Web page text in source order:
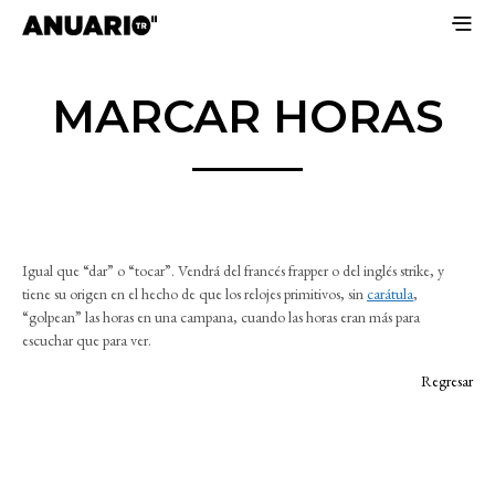
MARCAR HORAS
Igual que “dar” o “tocar”. Vendrá del francés frapper o del inglés strike, y
tiene su origen en el hecho de que los relojes primitivos, sincarátula,
“golpean” las horas en una campana, cuando las horas eran más para
escuchar que para ver.
Regresar